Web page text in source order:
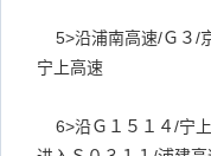
5>沿浦南高速/Ｇ３/
宁上高速
6>沿Ｇ１５１４/宁